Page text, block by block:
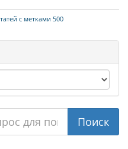
с метками 500